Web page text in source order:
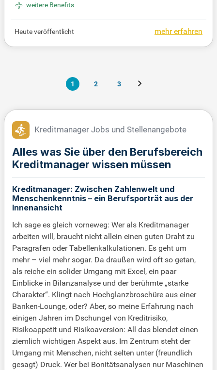
beitsumgebung.
weitere Benefits
mehr erfahren
Heute veröffentlicht
1 2 3
Kreditmanager Jobs und Stellenangebote
Alles was Sie über den Berufsbereich
Kreditmanager wissen müssen
Kreditmanager: Zwischen Zahlenwelt und
Menschenkenntnis – ein Berufsporträt aus der
Innenansicht
Ich sage es gleich vorneweg: Wer als Kreditmanager
arbeiten will, braucht nicht allein einen guten Draht zu
Paragrafen oder Tabellenkalkulationen. Es geht um
mehr – viel mehr sogar. Da draußen wird oft so getan,
als reiche ein solider Umgang mit Excel, ein paar
Einblicke in Bilanzanalyse und der berühmte „starke
Charakter“. Klingt nach Hochglanzbroschüre aus einer
Banken-Lounge, oder? Aber, so meine Erfahrung nach
einigen Jahren im Dschungel von Kreditrisiko,
Risikoappetit und Risikoaversion: All das blendet einen
ziemlich wichtigen Aspekt aus. Im Zentrum steht der
Umgang mit Menschen, nicht selten unter (freundlich
gesagt) Druck. Wer bei Bonitätsanalysen nur Maschinen